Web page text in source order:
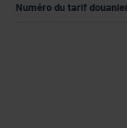
Numéro du tarif